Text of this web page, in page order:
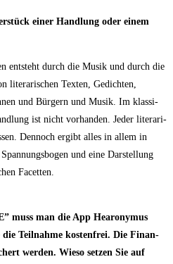
einer Hand­lung oder einem
ent­steht durch die Musik und durch die
lite­ra­ri­schen Tex­ten, Gedich­ten,
und Bür­gern und Musik. Im klas­si­
ist nicht vor­han­den. Jeder lite­ra­ri­
Den­noch ergibt alles in allem in
und eine Dar­stel­lung
Facetten.
muss man die App Hearo­ny­mus
die Teil­nah­me kos­ten­frei. Die Finan­
wer­den. Wie­so set­zen Sie auf